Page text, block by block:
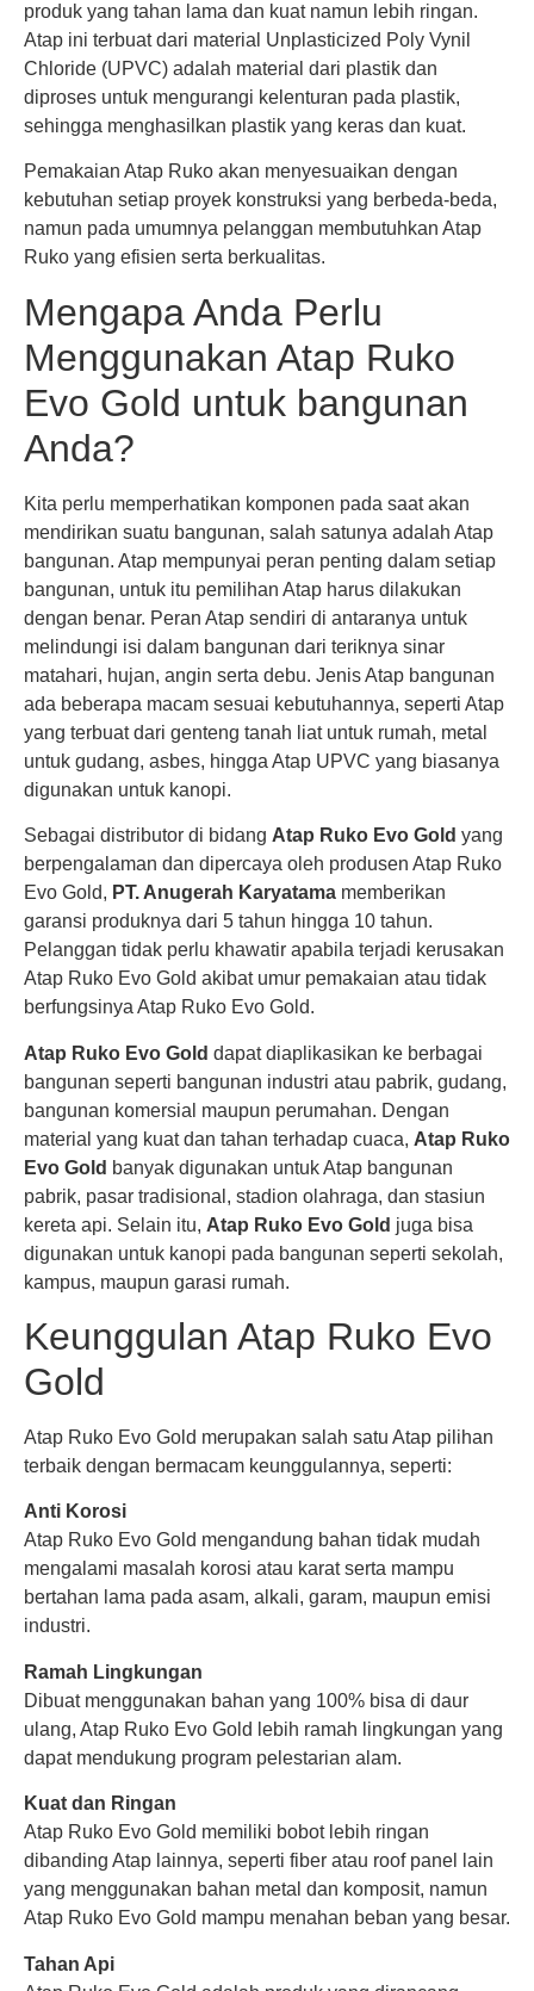
produk yang tahan lama dan kuat namun lebih ringan.
Atap ini terbuat dari material Unplasticized Poly Vynil
Chloride (UPVC) adalah material dari plastik dan
diproses untuk mengurangi kelenturan pada plastik,
sehingga menghasilkan plastik yang keras dan kuat.
Pemakaian Atap Ruko akan menyesuaikan dengan
kebutuhan setiap proyek konstruksi yang berbeda-beda,
namun pada umumnya pelanggan membutuhkan Atap
Ruko yang efisien serta berkualitas.
Mengapa Anda Perlu
Menggunakan Atap Ruko
Evo Gold untuk bangunan
Anda?
Kita perlu memperhatikan komponen pada saat akan
mendirikan suatu bangunan, salah satunya adalah Atap
bangunan. Atap mempunyai peran penting dalam setiap
bangunan, untuk itu pemilihan Atap harus dilakukan
dengan benar. Peran Atap sendiri di antaranya untuk
melindungi isi dalam bangunan dari teriknya sinar
matahari, hujan, angin serta debu. Jenis Atap bangunan
ada beberapa macam sesuai kebutuhannya, seperti Atap
yang terbuat dari genteng tanah liat untuk rumah, metal
untuk gudang, asbes, hingga Atap UPVC yang biasanya
digunakan untuk kanopi.
Sebagai distributor di bidang Atap Ruko Evo Gold yang
berpengalaman dan dipercaya oleh produsen Atap Ruko
Evo Gold, PT. Anugerah Karyatama memberikan
garansi produknya dari 5 tahun hingga 10 tahun.
Pelanggan tidak perlu khawatir apabila terjadi kerusakan
Atap Ruko Evo Gold akibat umur pemakaian atau tidak
berfungsinya Atap Ruko Evo Gold.
Atap Ruko Evo Gold dapat diaplikasikan ke berbagai
bangunan seperti bangunan industri atau pabrik, gudang,
bangunan komersial maupun perumahan. Dengan
material yang kuat dan tahan terhadap cuaca, Atap Ruko
Evo Gold banyak digunakan untuk Atap bangunan
pabrik, pasar tradisional, stadion olahraga, dan stasiun
kereta api. Selain itu, Atap Ruko Evo Gold juga bisa
digunakan untuk kanopi pada bangunan seperti sekolah,
kampus, maupun garasi rumah.
Keunggulan Atap Ruko Evo
Gold
Atap Ruko Evo Gold merupakan salah satu Atap pilihan
terbaik dengan bermacam keunggulannya, seperti:
Anti Korosi
Atap Ruko Evo Gold mengandung bahan tidak mudah
mengalami masalah korosi atau karat serta mampu
bertahan lama pada asam, alkali, garam, maupun emisi
industri.
Ramah Lingkungan
Dibuat menggunakan bahan yang 100% bisa di daur
ulang, Atap Ruko Evo Gold lebih ramah lingkungan yang
dapat mendukung program pelestarian alam.
Kuat dan Ringan
Atap Ruko Evo Gold memiliki bobot lebih ringan
dibanding Atap lainnya, seperti fiber atau roof panel lain
yang menggunakan bahan metal dan komposit, namun
Atap Ruko Evo Gold mampu menahan beban yang besar.
Tahan Api